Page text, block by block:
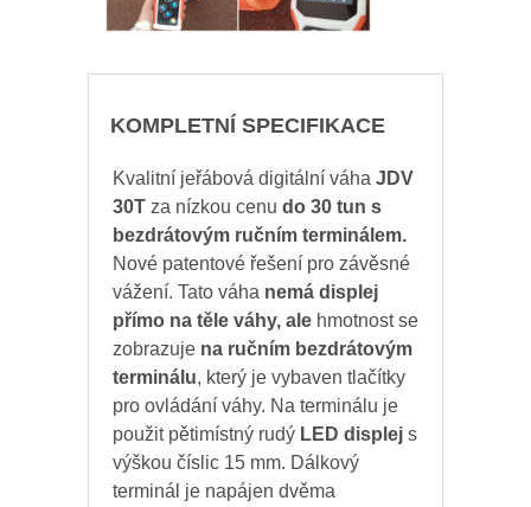
KOMPLETNÍ SPECIFIKACE
Kvalitní jeřábová digitální váha JDV
30T za nízkou cenu do 30 tun s
bezdrátovým ručním terminálem.
Nové patentové řešení pro závěsné
vážení. Tato váha nemá displej
přímo na těle váhy, ale hmotnost se
zobrazuje na ručním bezdrátovým
terminálu, který je vybaven tlačítky
pro ovládání váhy. Na terminálu je
použit pětimístný rudý LED displej s
výškou číslic 15 mm. Dálkový
terminál je napájen dvěma